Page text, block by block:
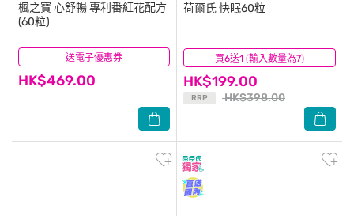
送電子優惠券
楓之寶
(60粒)
HK$469.00
(0) 買6送1 (輸入數量為7)
荷爾氏快眠60粒
HK$199.00
RRP HK$398.00
(0)